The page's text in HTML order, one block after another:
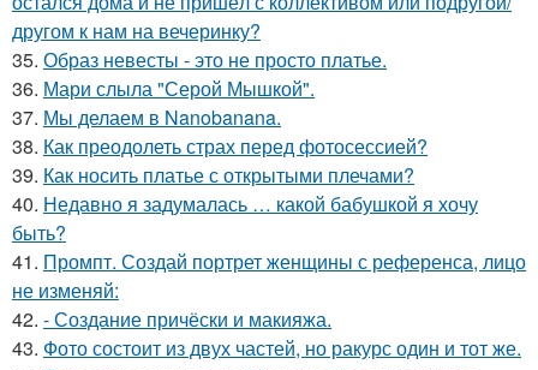
другом к нам на вечеринку?
35. Образ невесты - это не просто платье.
36. Мари слыла "Серой Мышкой".
37. Мы делаем в Nanobanana.
38. Как преодолеть страх перед фотосессией?
39. Как носить платье с открытыми плечами?
40. Недавно я задумалась … какой бабушкой я хочу
быть?
41. Промпт. Создай портрет женщины с референса, лицо
не изменяй:
42. - Создание причёски и макияжа.
43. Фото состоит из двух частей, но ракурс один и тот же.